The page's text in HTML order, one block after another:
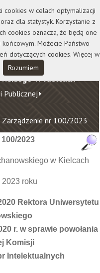
Wydawnictwo
w Kielcach
Publicznej
Zarządzenie nr 100/2023
2023
w Kielcach
roku
Rektora Uniwersytetu
r. w sprawie powołania
Komisji
Intelektualnych
cookies w celach optymalizacji
dla statystyk. Korzystanie z
cookies oznacza, że będą one
Możecie Państwo
dotyczących cookies. Więcej w
Rozumiem